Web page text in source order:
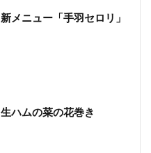
新メニュー「手羽セロリ」
生ハムの菜の花巻き